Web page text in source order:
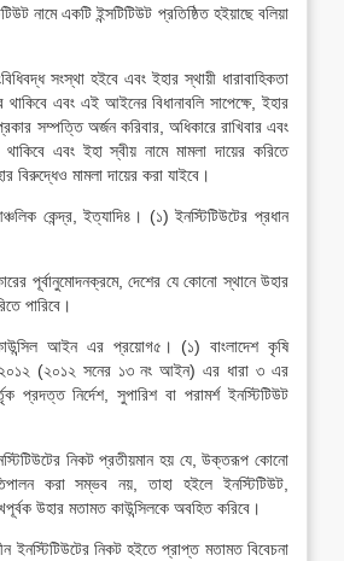
নামে একটি ইন্সটিটিউট প্রতিষ্ঠিত হইয়াছে বলিয়া
সংস্থা হইবে এবং ইহার স্থায়ী ধারাবাহিকতা
এবং এই আইনের বিধানাবলি সাপেক্ষে, ইহার
সম্পত্তি অর্জন করিবার, অধিকারে রাখিবার এবং
এবং ইহা স্বীয় নামে মামলা দায়ের করিতে
বিরুদ্ধেও মামলা দায়ের করা যাইবে।
কেন্দ্র, ইত্যাদি৪। (১) ইনস্টিটিউটের প্রধান
পূর্বানুমোদনক্রমে, দেশের যে কোনো স্থানে উহার
পারিবে।
কাউন্সিল আইন এর প্রয়োগ৫। (১) বাংলাদেশ কৃষি
২০১২ (২০১২ সনের ১৩ নং আইন) এর ধারা ৩ এর
প্রদত্ত নির্দেশ, সুপারিশ বা পরামর্শ ইনস্টিটিউট
নিকট প্রতীয়মান হয় যে, উক্তরূপ কোনো
করা সম্ভব নয়, তাহা হইলে ইনস্টিটিউট,
উহার মতামত কাউন্সিলকে অবহিত করিবে।
নিকট হইতে প্রাপ্ত মতামত বিবেচনা